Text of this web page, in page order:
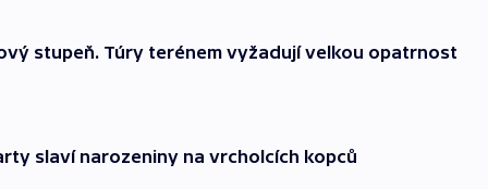
stupeň. Túry terénem vyžadují velkou opatrnost
slaví narozeniny na vrcholcích kopců